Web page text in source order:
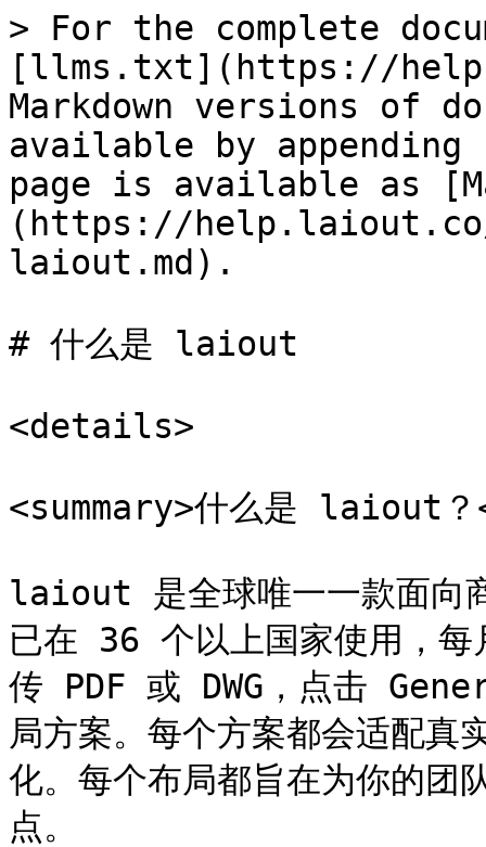
> For the complete
[llms.txt](https://
Markdown versions of
available by
page is available as
(https://
laiout.md).
# 什么是 laiout
<details>
<summary>什么是 laiout？
laiout 是全球唯一一款面向
已在 36 个以上国家使用，每
传 PDF 或 DWG，点击
局方案。每个方案都会适配真
化。每个布局都旨在为你的团
点。